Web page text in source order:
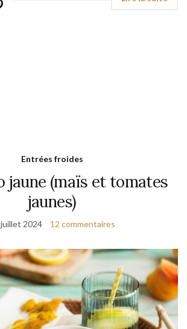
Entrées froides
jaune (maïs et tomates
jaunes)
2024 12 commentaires